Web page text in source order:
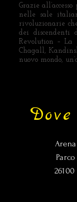
Grazie
nelle sale
rivoluzionarie
dei discendenti
Revolution –
Chagall,
nuovo mondo,